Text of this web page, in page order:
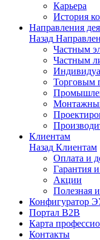
Карьера
История
Направления
Назад
Частным
Частным
Торговым
Клиентам
Назад Клиентам
Оплата и
Гарантия
Акции
Полезная
Конфигуратор
Портал B2B
Карта
Контакты